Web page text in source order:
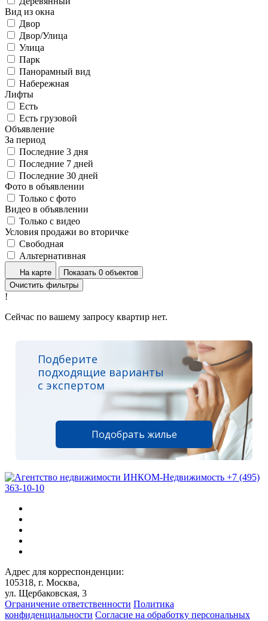
Вид из окна
Двор
Двор/Улица
Улица
Парк
Панорамный вид
Набережная
Лифты
Есть
Есть грузовой
Объявление
За период
Последние 3 дня
Последние 7 дней
Последние 30 дней
Фото в объявлении
Только с фото
Видео в объявлении
Только с видео
Условия продажи во вторичке
Свободная
Альтернативная
На карте
Показать 0 объектов
Очистить фильтры
!
Сейчас по вашему запросу квартир нет.
Подберите
подходящие варианты
с экспертом
Подобрать жилье
+7 (495)
363-10-10
Адрес для корреспонденции:
105318, г. Москва,
ул. Щербаковская, 3
Ограничение ответственности Политика
конфиденциальности Согласие на обработку персональных